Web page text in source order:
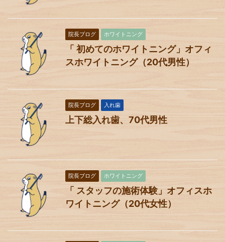
院長ブログ ホワイトニング
「 初めてのホワイトニング」オフィ
スホワイトニング（20代男性）
院長ブログ 入れ歯
上下総入れ歯、70代男性
院長ブログ ホワイトニング
「 スタッフの施術体験」オフィスホ
ワイトニング（20代女性）